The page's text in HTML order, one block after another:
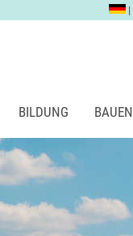
|
BILDUNG BAUEN